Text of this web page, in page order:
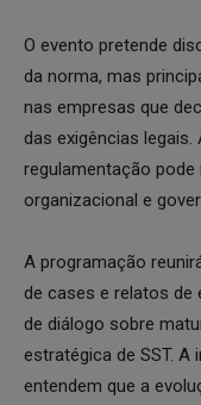
O evento pretende
da norma, mas
nas empresas que
das exigências
regulamentação
organizacional e
A programação
de cases e relatos de
de diálogo sobre
estratégica de SST. A
entendem que a